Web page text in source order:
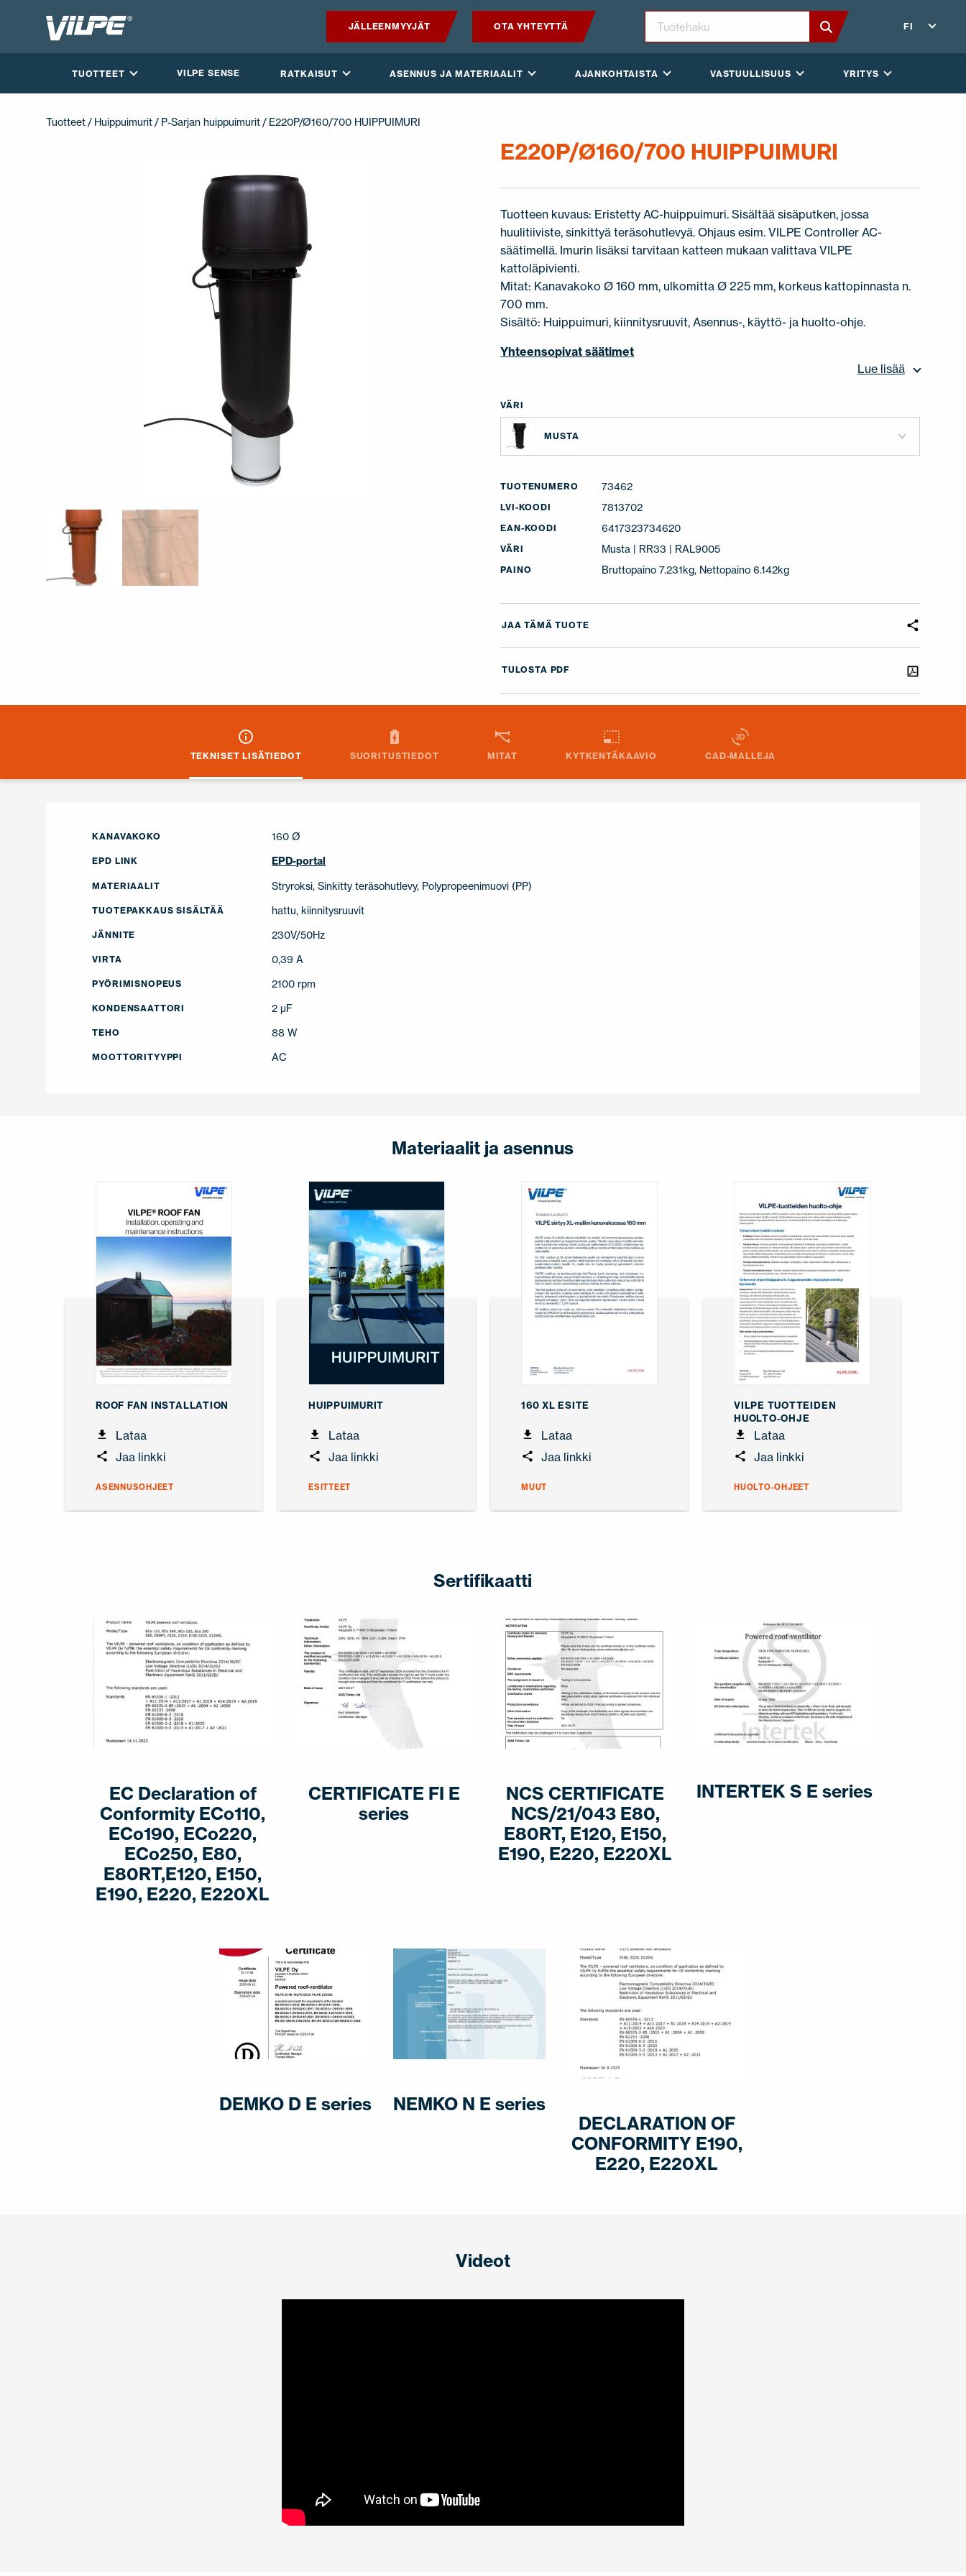
JÄLLEENMYYJÄT OTA YHTEYTTÄ FI
TUOTTEET VILPE SENSE RATKAISUT ASENNUS JA MATERIAALIT AJANKOHTAISTA VASTUULLISUUS YRITYS
AJANKOHTAISTA
VASTUULLISUUS
OTA YHTEYTTÄ
LV
Tuotteet / Huippuimurit / P-Sarjan huippuimurit / E220P/Ø160/700 HUIPPUIMURI
E220P/Ø160/700 HUIPPUIMURI
Tuotteen kuvaus: Eristetty AC-huippuimuri. Sisältää sisäputken, jossa
huulitiiviste, sinkittyä teräsohutlevyä. Ohjaus esim. VILPE Controller AC-
säätimellä. Imurin lisäksi tarvitaan katteen mukaan valittava VILPE
kattoläpivienti.
Mitat: Kanavakoko Ø 160 mm, ulkomitta Ø 225 mm, korkeus kattopinnasta n.
700 mm.
Sisältö: Huippuimuri, kiinnitysruuvit, Asennus-, käyttö- ja huolto-ohje.
Yhteensopivat säätimet
Lue lisää
VÄRI
MUSTA
TUOTENUMERO 73462
LVI-KOODI 7813702
EAN-KOODI 6417323734620
VÄRI Musta | RR33 | RAL9005
PAINO Bruttopaino 7.231kg, Nettopaino 6.142kg
JAA TÄMÄ TUOTE
TULOSTA PDF
TEKNISET LISÄTIEDOT SUORITUSTIEDOT MITAT KYTKENTÄKAAVIO CAD-MALLEJA
KANAVAKOKO 160 Ø
EPD LINK EPD-portal
MATERIAALIT Stryroksi, Sinkitty teräsohutlevy, Polypropeenimuovi (PP)
TUOTEPAKKAUS SISÄLTÄÄ hattu, kiinnitysruuvit
JÄNNITE 230V/50Hz
VIRTA 0,39 A
PYÖRIMISNOPEUS 2100 rpm
KONDENSAATTORI 2 µF
TEHO 88 W
MOOTTORITYYPPI AC
Materiaalit ja asennus
ROOF FAN INSTALLATION
Lataa
Jaa linkki
ASENNUSOHJEET
HUIPPUIMURIT
Lataa
Jaa linkki
ESITTEET
160 XL ESITE
Lataa
Jaa linkki
MUUT
VILPE TUOTTEIDEN
HUOLTO-OHJE
Lataa
Jaa linkki
HUOLTO-OHJEET
Sertifikaatti
EC Declaration of
Conformity ECo110,
ECo190, ECo220,
ECo250, E80,
E80RT,E120, E150,
E190, E220, E220XL
CERTIFICATE FI E
series
NCS CERTIFICATE
NCS/21/043 E80,
E80RT, E120, E150,
E190, E220, E220XL
INTERTEK S E series
DEMKO D E series
NEMKO N E series
DECLARATION OF
CONFORMITY E190,
E220, E220XL
Videot